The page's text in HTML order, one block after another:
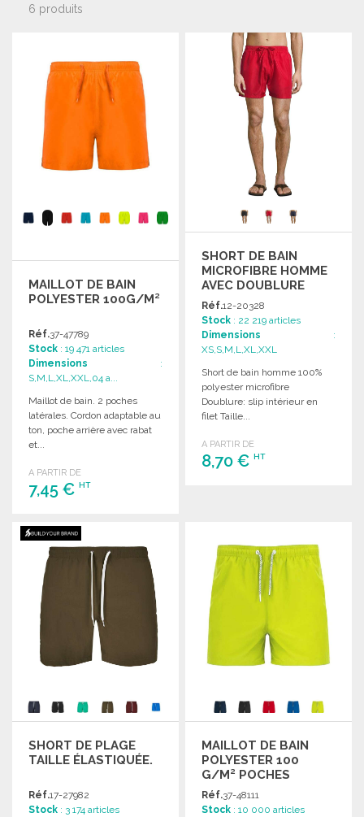
6 produits
MAILLOT DE BAIN
POLYESTER 100G/M²
Réf.37-47789
Stock : 19 471 articles
Dimensions :
S,M,L,XL,XXL,04 a...
Maillot de bain. 2 poches
latérales. Cordon adaptable au
ton, poche arrière avec rabat
et...
A PARTIR DE
7,45 € HT
COMMANDER
Demander un devis
SHORT DE BAIN
MICROFIBRE HOMME
AVEC DOUBLURE
Réf.12-20328
Stock : 22 219 articles
Dimensions :
XS,S,M,L,XL,XXL
Short de bain homme 100%
polyester microfibre
Doublure: slip intérieur en
filet Taille...
A PARTIR DE
8,70 €HT
SHORT DE PLAGE
TAILLE ÉLASTIQUÉE.
Réf.17-27982
Stock : 3 174 articles
MAILLOT DE BAIN
POLYESTER 100
G/M² POCHES
Réf.37-48111
Stock : 10 000 articles